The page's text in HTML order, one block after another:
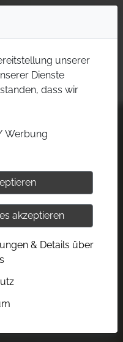
unserer
Dienste
dass wir
Werbung
akzeptieren
& Details über